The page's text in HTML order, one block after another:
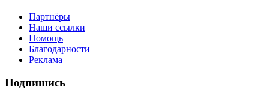
Партнёры
Наши ссылки
Помощь
Благодарности
Реклама
Подпишись